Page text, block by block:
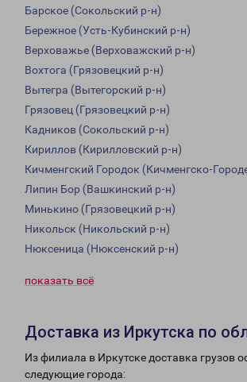
Барское (Сокольский р-н)
Бережное (Усть-Кубинский р-н)
Верховажье (Верховажский р-н)
Вохтога (Грязовецкий р-н)
Вытегра (Вытегорский р-н)
Грязовец (Грязовецкий р-н)
Кадников (Сокольский р-н)
Кириллов (Кирилловский р-н)
Кичменгский Городок (Кичменгско-
Липин Бор (Вашкинский р-н)
Минькино (Грязовецкий р-н)
Никольск (Никольский р-н)
Нюксеница (Нюксенский р-н)
показать всё
Доставка из Иркутска по
Из филиала в Иркутске доставка грузов
следующие города: